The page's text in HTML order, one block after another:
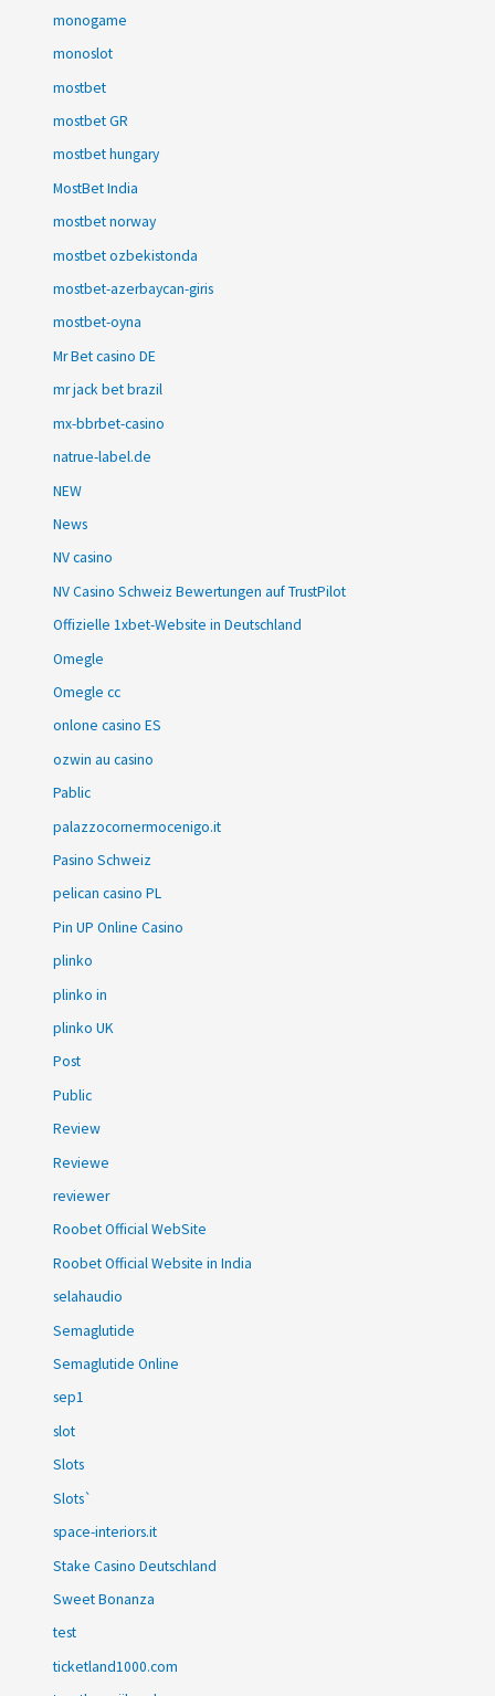
monogame
monoslot
mostbet
mostbet GR
mostbet hungary
MostBet India
mostbet norway
mostbet ozbekistonda
mostbet-azerbaycan-giris
mostbet-oyna
Mr Bet casino DE
mr jack bet brazil
mx-bbrbet-casino
natrue-label.de
NEW
News
NV casino
NV Casino Schweiz Bewertungen auf TrustPilot
Offizielle 1xbet-Website in Deutschland
Omegle
Omegle cc
onlone casino ES
ozwin au casino
Pablic
palazzocornermocenigo.it
Pasino Schweiz
pelican casino PL
Pin UP Online Casino
plinko
plinko in
plinko UK
Post
Public
Review
Reviewe
reviewer
Roobet Official WebSite
Roobet Official Website in India
selahaudio
Semaglutide
Semaglutide Online
sep1
slot
Slots
Slots`
space-interiors.it
Stake Casino Deutschland
Sweet Bonanza
test
ticketland1000.com